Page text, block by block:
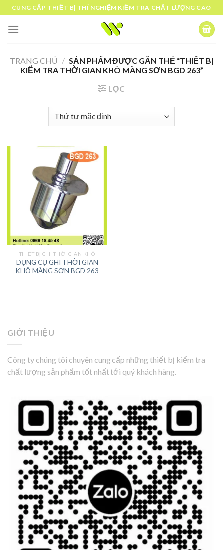
Skip
to
content
CUNG CẤP THIẾT BỊ THÍ NGHIỆM KIỂM TRA CHẤT LƯỢNG CAO
TRANG CHỦ / SẢN PHẨM ĐƯỢC GẮN THẺ “THIẾT BỊ
KIỂM TRA THỜI GIAN KHÔ MÀNG SƠN BGD 263”
LỌC
THIẾT BỊ GHI THỜI GIAN KHÔ
DỤNG CỤ GHI THỜI GIAN
KHÔ MÀNG SƠN BGD 263
GIỚI THIỆU
Công ty chúng tôi chuyên cung cấp những thiết bị kiểm tra
chất lượng sản phẩm tốt nhất tới quý khách hàng.